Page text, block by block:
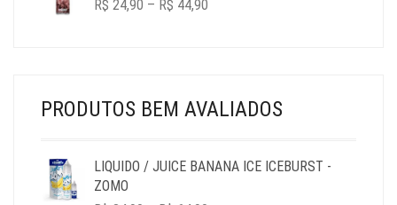
R$ 24,90 – R$ 44,90
PRODUTOS BEM AVALIADOS
LIQUIDO / JUICE BANANA ICE ICEBURST -
ZOMO